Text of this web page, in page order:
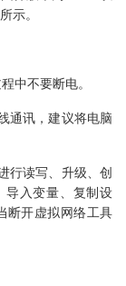
示。
中不要断电。
通讯，建议将电脑
行读写、升级、创
导入变量、复制设
断开虚拟网络工具